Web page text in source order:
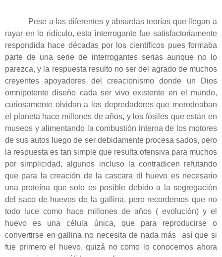
Pese a las diferentes y absurdas teorías que llegan a
rayar en lo ridículo, esta interrogante fue satisfactoriamente
respondida hace décadas por los científicos pues formaba
parte de una serie de interrogantes serias aunque no lo
parezca, y la respuesta resulto no ser del agrado de muchos
creyentes apoyadores del creacionismo donde un Dios
omnipotente diseño cada ser vivo existente en el mundo,
curiosamente olvidan a los depredadores que merodeaban
el planeta hace millones de años, y los fósiles que están en
museos y alimentando la combustión interna de los motores
de sus autos luego de ser debidamente procesa sados, pero
la respuesta es tan simple que resulta ofensiva para muchos
por simplicidad, algunos incluso la contradicen refutando
que para la creación de la cascara dl huevo es necesario
una proteína que solo es posible debido a la segregación
del saco de huevos de la gallina, pero recordemos que no
todo luce como hace millones de años ( evolución) y el
huevo es una célula única, que para reproducirse o
convertirse en gallina no necesita de nada más
así que si
fue primero el huevo, quizá no como lo conocemos ahora